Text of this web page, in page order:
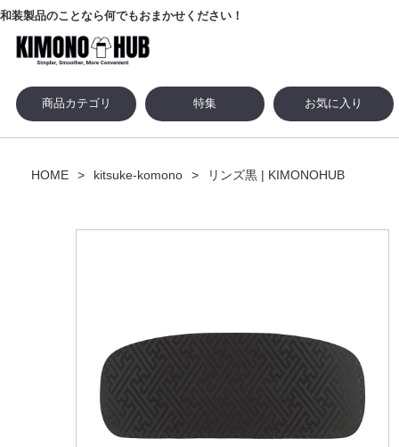
和装製品のことなら何でもおまかせください！
商品カテゴリ 特集 お気に入り
HOME kitsuke-komono リンズ黒 | KIMONOHUB